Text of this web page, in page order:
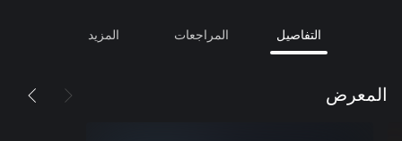
التفاصيل المراجعات المزيد
المعرض